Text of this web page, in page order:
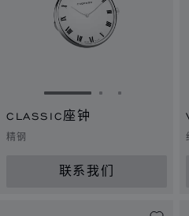
转到幻灯片 1转到幻灯片 2
转到幻灯片
CLASSIC座钟
精钢
联系我们